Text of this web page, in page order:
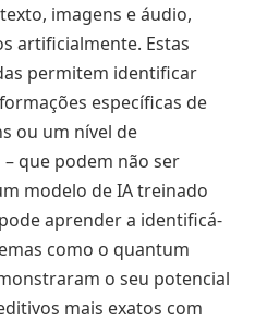
imagens e áudio,
artificialmente. Estas
permitem identificar
específicas de
ou um nível de
que podem não ser
modelo de IA treinado
aprender a identificá-
como o quantum
o seu potencial
mais exatos com